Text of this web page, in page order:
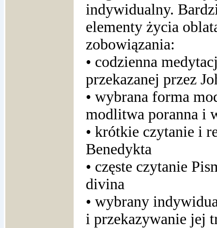
indywidualny.
elementy życia
zobowiązania:
• codzienna
przekazanej przez
• wybrana forma
modlitwa poranna i
• krótkie czytanie i
Benedykta
• częste czytanie
divina
• wybrany
i przekazywanie jej